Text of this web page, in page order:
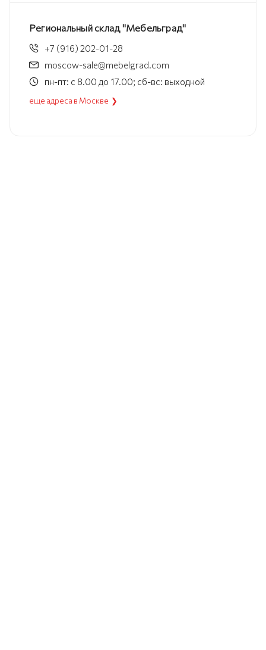
Региональный склад "Мебельград"
+7 (916) 202-01-28
moscow-sale@mebelgrad.com
пн-пт: с 8.00 до 17.00; сб-вс: выходной
еще адреса в Москве ❯